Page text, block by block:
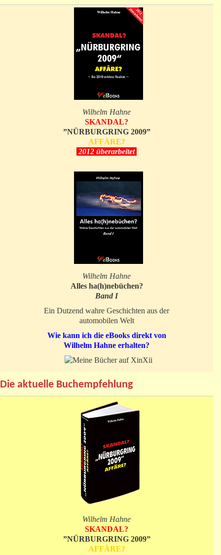
Wilhelm Hahne
SKANDAL?
”NÜRBURGRING 2009”
AFFÄRE?
2012 überarbeitet
Wilhelm Hahne
Alles ha(h)nebüchen?
Band I
Ein Dutzend wahre Geschichten aus der
automobilen Welt
Wie kann ich die eBooks direkt von
Wilhelm Hahne erhalten?
Die aktuelle Buchempfehlung
Wilhelm Hahne
SKANDAL?
”NÜRBURGRING 2009”
AFFÄRE?